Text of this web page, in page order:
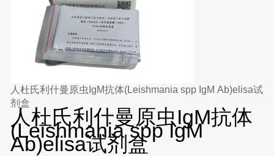
人杜氏利什曼原虫IgM抗体(Leishmania spp IgM Ab)elisa试
剂盒
人杜氏利什曼原虫IgM抗体
(Leishmania spp IgM
Ab)elisa试剂盒